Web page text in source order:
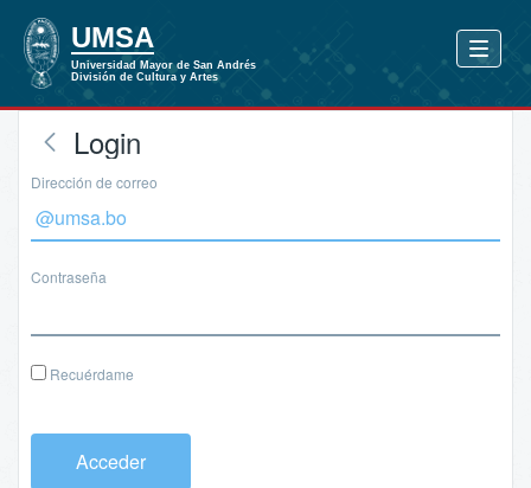
Login
Dirección de correo
Contraseña
Recuérdame
Acceder